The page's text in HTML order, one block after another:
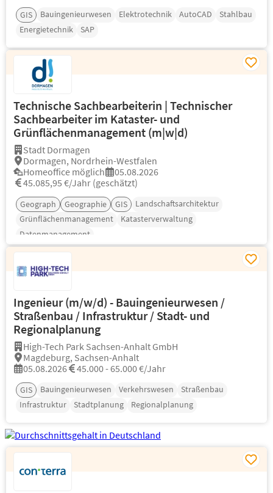
GIS Bauingenieurwesen Elektrotechnik AutoCAD
Stahlbau
Energietechnik
SAP
Technische Sachbearbeiterin | Technischer
Sachbearbeiter im Kataster- und
Grünflächenmanagement (m|w|d)
Stadt Dormagen
Dormagen, Nordrhein-Westfalen
Homeoffice möglich
05.08.2026
45.085,95 €/Jahr (geschätzt)
Geograph Geographie GIS
Landschaftsarchitektur
Grünflächenmanagement
Katasterverwaltung
Datenmanagement
Ingenieur (m/w/d) - Bauingenieurwesen /
Straßenbau / Infrastruktur / Stadt- und
Regionalplanung
High-Tech Park Sachsen-Anhalt GmbH
Magdeburg, Sachsen-Anhalt
05.08.2026
45.000 - 65.000 €/Jahr
GIS Bauingenieurwesen Verkehrswesen
Straßenbau
Infrastruktur
Stadtplanung Regionalplanung